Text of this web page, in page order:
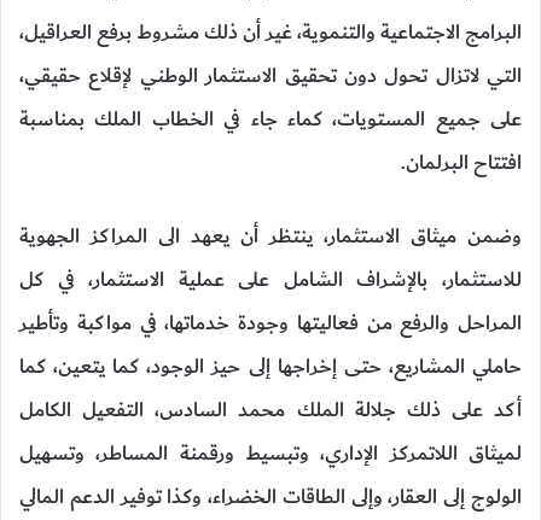
البرامج الاجتماعية والتنموية، غير أن ذلك مشروط برفع العراقيل،
التي لاتزال تحول دون تحقيق الاستثمار الوطني لإقلاع حقيقي،
على جميع المستويات، كماء جاء في الخطاب الملك بمناسبة
افتتاح البرلمان.
وضمن ميثاق الاستثمار، ينتظر أن يعهد الى المراكز الجهوية
للاستثمار، بالإشراف الشامل على عملية الاستثمار، في كل
المراحل والرفع من فعاليتها وجودة خدماتها، في مواكبة وتأطير
حاملي المشاريع، حتى إخراجها إلى حيز الوجود، كما يتعين، كما
أكد على ذلك جلالة الملك محمد السادس، التفعيل الكامل
لميثاق اللاتمركز الإداري، وتبسيط ورقمنة المساطر، وتسهيل
الولوج إلى العقار، وإلى الطاقات الخضراء، وكذا توفير الدعم المالي